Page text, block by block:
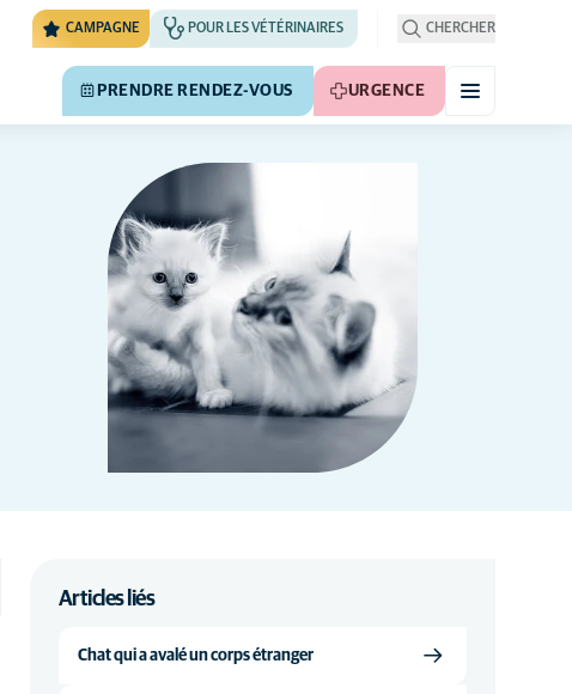
CAMPAGNE POUR LES VÉTÉRINAIRES CHERCHER
PRENDRE RENDEZ-VOUS URGENCE
Articles liés
Chat qui a avalé un corps étranger